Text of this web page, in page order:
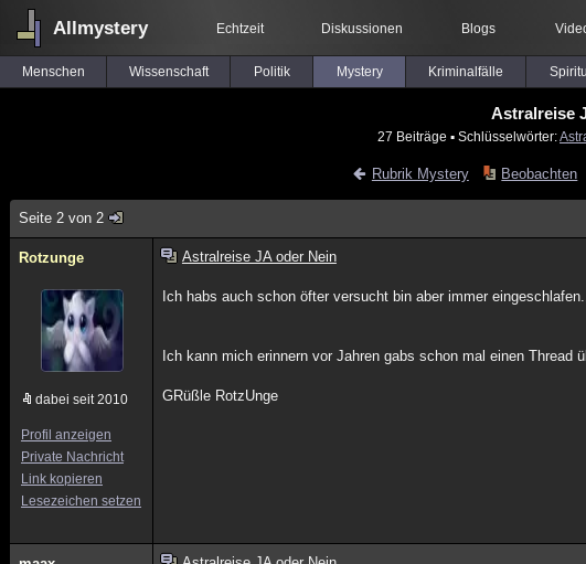
Allmystery Echtzeit Diskussionen Blogs
Menschen Wissenschaft Politik Mystery Kriminalfälle
Astralreise
27 Beiträge ▪ Schlüsselwörter:
Rubrik Mystery Beobachten
Seite 2 von 2
Rotzunge
dabei seit 2010
Profil anzeigen
Private Nachricht
Link kopieren
Lesezeichen setzen
Astralreise JA oder Nein
Ich habs auch schon öfter versucht bin aber immer
Ich kann mich erinnern vor Jahren gabs schon mal einen Thread
GRüßle RotzUnge